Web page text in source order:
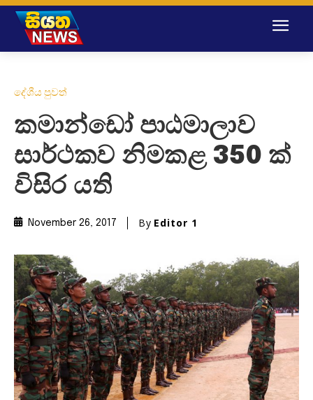
දේශීය පුවත්
කමාන්ඩෝ පාඨමාලාව
සාර්ථකව නිමකළ 350 ක්
විසිර යති
November 26, 2017 By Editor 1